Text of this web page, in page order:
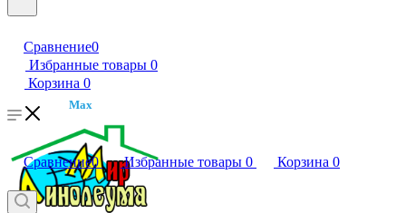
Сравнение0
Избранные товары 0
Корзина 0
Max
Сравнение0 Избранные товары 0 Корзина 0